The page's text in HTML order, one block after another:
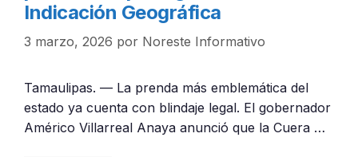
Indicación Geográfica
3 marzo, 2026 por Noreste Informativo
Tamaulipas. — La prenda más emblemática del
estado ya cuenta con blindaje legal. El gobernador
Américo Villarreal Anaya anunció que la Cuera …